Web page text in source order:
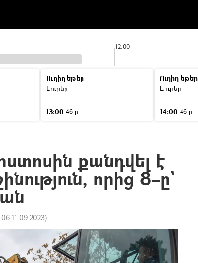
12:00
Ուղիղ եթեր
Լուրեր
13:00 46 ր
Ուղիղ եթեր
Լուրեր
14:00 46 ր
քանդվել է
որից 8–ը`
11.09.2023)